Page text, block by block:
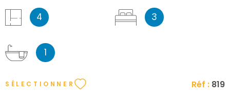
idéalement situé, à 300 mètres du centre-ville, à
3mins de la rocade-est, à 10mins de la gare de Sérézin
du Rhône et enfin à 30mins de l'aéroport de St
Exupery. Il se compose de 2 bâtiments en rez-de-
chaussée + 2 étages et comprend 34 logements : du
collectifs viennent compléter cette jolie copropriété.
Ce T4 se compose d'un grand séjour de 28 m² avec
4 3
1
SÉLECTIONNER Réf : 819